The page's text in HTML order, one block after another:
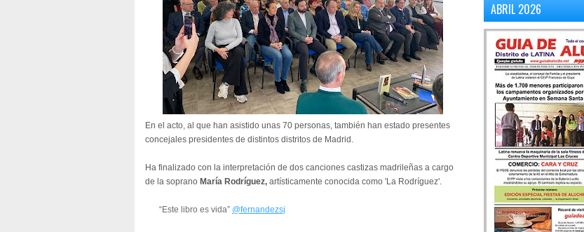
En el acto, al que han asistido unas 70 personas, también han estado presentes
concejales presidentes de distintos distritos de Madrid.
Ha finalizado con la interpretación de dos canciones castizas madrileñas a cargo
de la soprano María Rodríguez, artísticamente conocida como 'La Rodríguez'.
“Este libro es vida” @fernandezsj
ABRIL 2026